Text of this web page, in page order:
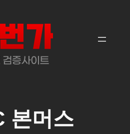
본머스